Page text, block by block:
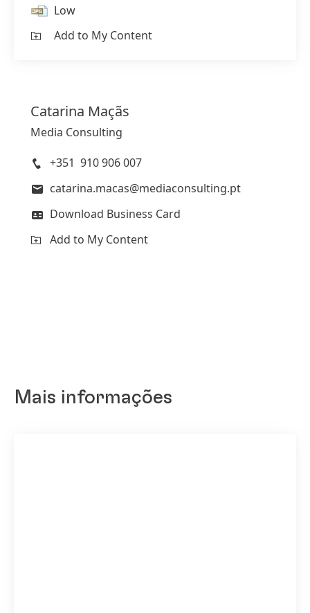
Low
Add to My Content
Catarina Maçãs
Media Consulting
+351 910 906 007
catarina.macas@mediaconsulting.pt
Download Business Card
Add to My Content
Mais informações